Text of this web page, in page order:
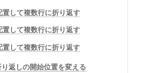
置して複数行に折り返す
置して複数行に折り返す
置して複数行に折り返す
り返しの開始位置を変える